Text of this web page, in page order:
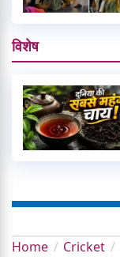
विशेष
Home Cricket